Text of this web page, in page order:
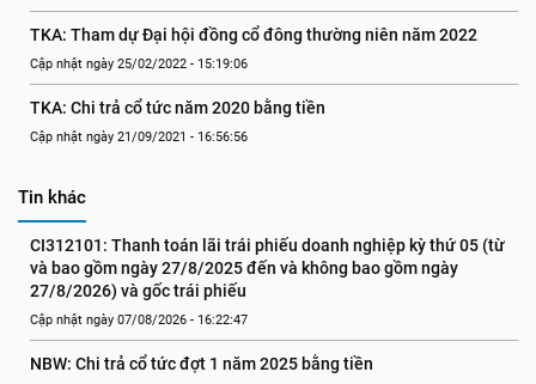
TKA: Tham dự Đại hội đồng cổ đông thường niên năm 2022
Cập nhật ngày 25/02/2022 - 15:19:06
TKA: Chi trả cổ tức năm 2020 bằng tiền
Cập nhật ngày 21/09/2021 - 16:56:56
Tin khác
CI312101: Thanh toán lãi trái phiếu doanh nghiệp kỳ thứ 05 (từ
và bao gồm ngày 27/8/2025 đến và không bao gồm ngày
27/8/2026) và gốc trái phiếu
Cập nhật ngày 07/08/2026 - 16:22:47
NBW: Chi trả cổ tức đợt 1 năm 2025 bằng tiền